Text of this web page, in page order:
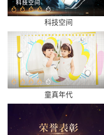
科技空间
童真年代